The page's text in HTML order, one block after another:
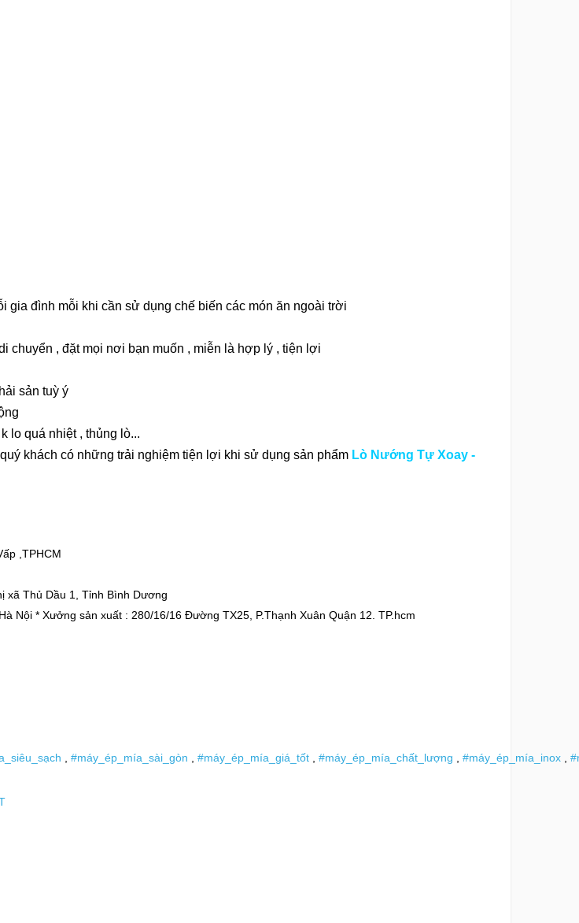
gia đình mỗi khi cần sử dụng chế biến các món ăn ngoài trời
chuyển , đặt mọi nơi bạn muốn , miễn là hợp lý , tiện lợi
sản tuỳ ý
lo quá nhiệt , thủng lò...
khách có những trải nghiệm tiện lợi khi sử dụng sản phẩm Lò Nướng Tự Xoay -
,TPHCM
xã Thủ Dầu 1, Tỉnh Bình Dương
Nội * Xưởng sản xuất : 280/16/16 Đường TX25, P.Thạnh Xuân Quận 12. TP.hcm
#máy_ép_mía_sài_gòn #máy_ép_mía_giá_tốt #máy_ép_mía_chất_lượng #máy_ép_mía_inox